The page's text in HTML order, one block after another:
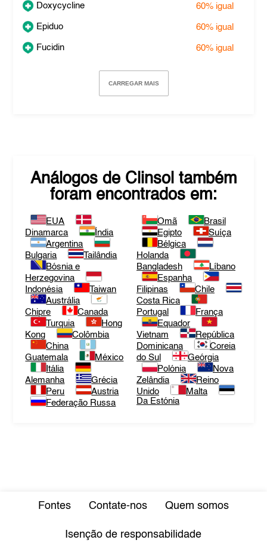
Doxycycline 60% igual
Epiduo 60% igual
Fucidin 60% igual
CARREGAR MAIS
Análogos de Clinsol também
foram encontrados em:
EUA
Dinamarca
Índia
Argentina
Bulgaria
Tailândia
Bósnia e
Herzegovina
Indonésia
Taiwan
Austrália
Chipre
Canada
Turquia
Hong
Kong
Colômbia
China
Guatemala
México
Itália
Alemanha
Grécia
Peru
Austria
Federação Russa
Omã
Brasil
Egipto
Suíça
Bélgica
Holanda
Bangladesh
Líbano
Espanha
Filipinas
Chile
Costa Rica
Portugal
França
Equador
Vietnam
República
Dominicana
Coreia
do Sul
Geórgia
Polónia
Nova
Zelândia
Reino
Unido
Malta
Da Estónia
Fontes Contate-nos Quem somos
Isenção de responsabilidade